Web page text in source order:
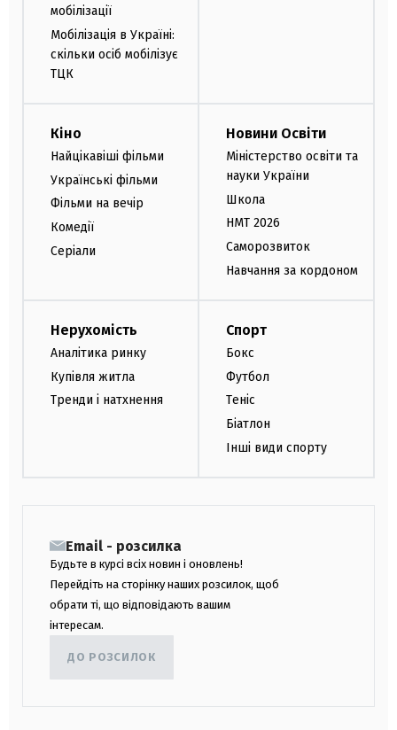
мобілізації
Мобілізація в Україні:
скільки осіб мобілізує
ТЦК
Кіно
Найцікавіші фільми
Українські фільми
Фільми на вечір
Комедії
Серіали
Новини Освіти
Міністерство освіти та
науки України
Школа
НМТ 2026
Саморозвиток
Навчання за кордоном
Нерухомість
Аналітика ринку
Купівля житла
Тренди і натхнення
Спорт
Бокс
Футбол
Теніс
Біатлон
Інші види спорту
Email - розсилка
Будьте в курсі всіх новин і оновлень!
Перейдіть на сторінку наших розсилок, щоб
обрати ті, що відповідають вашим
інтересам.
ДО РОЗСИЛОК